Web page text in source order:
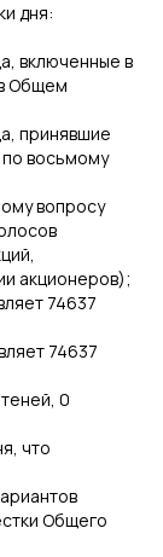
дня:
включенные в
Общем
принявшие
восьмому
вопросу
акционеров);
74637
74637
0
что
Общего